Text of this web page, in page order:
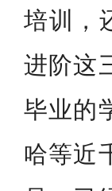
培训，
进阶这
毕业的
哈等近